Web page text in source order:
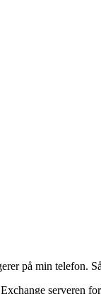
på min telefon.
serveren